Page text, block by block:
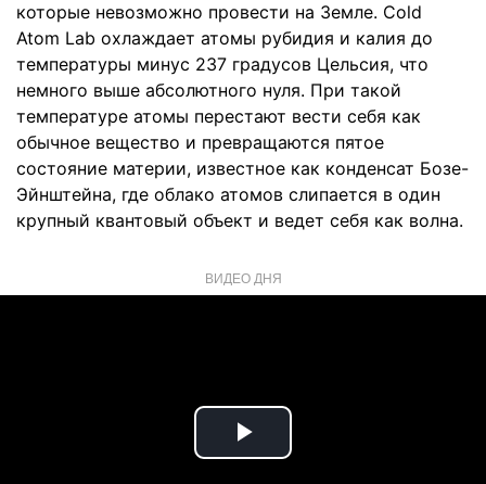
которые невозможно провести на Земле. Cold
Atom Lab охлаждает атомы рубидия и калия до
температуры минус 237 градусов Цельсия, что
немного выше абсолютного нуля. При такой
температуре атомы перестают вести себя как
обычное вещество и превращаются пятое
состояние материи, известное как конденсат Бозе-
Эйнштейна, где облако атомов слипается в один
крупный квантовый объект и ведет себя как волна.
ВИДЕО ДНЯ
Play